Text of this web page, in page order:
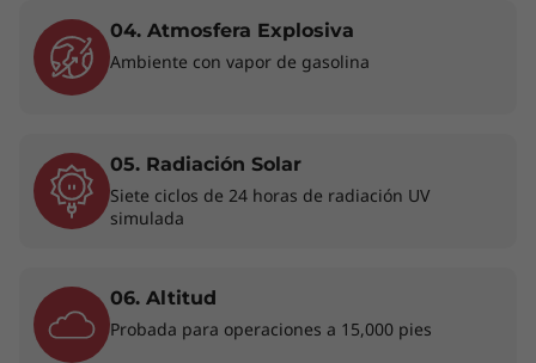
hasta 32 GB de memoria. La laptop ThinkPad
X12 desmontable de 12.3" de 2.ª generación
ahora aprovecha la productividad con la ayuda
de la IA. Disfruta del rendimiento optimizado
motores de IA especializados, incluyendo la
unidad de procesamiento neural (NPU) de baja
potencia que controla de forma eficiente el
04. Atmosfera Explosiva
Ambiente con vapor de gasolina
05. Radiación Solar
Siete ciclos de 24 horas de radiación UV
simulada
06. Altitud
Probada para operaciones a 15,000 pies